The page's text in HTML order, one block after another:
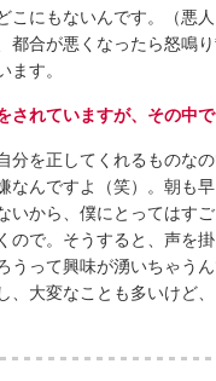
こにもないんです。（悪
都合が悪くなったら怒鳴
ます。
されていますが、その中
を正してくれるものな
なんですよ（笑）。朝も
いから、僕にとってはす
ので。そうすると、声を
うって興味が湧いちゃう
、大変なことも多いけど